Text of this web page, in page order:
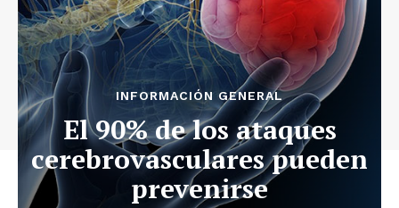
INFORMACIÓN GENERAL
El 90% de los ataques
cerebrovasculares pueden
prevenirse